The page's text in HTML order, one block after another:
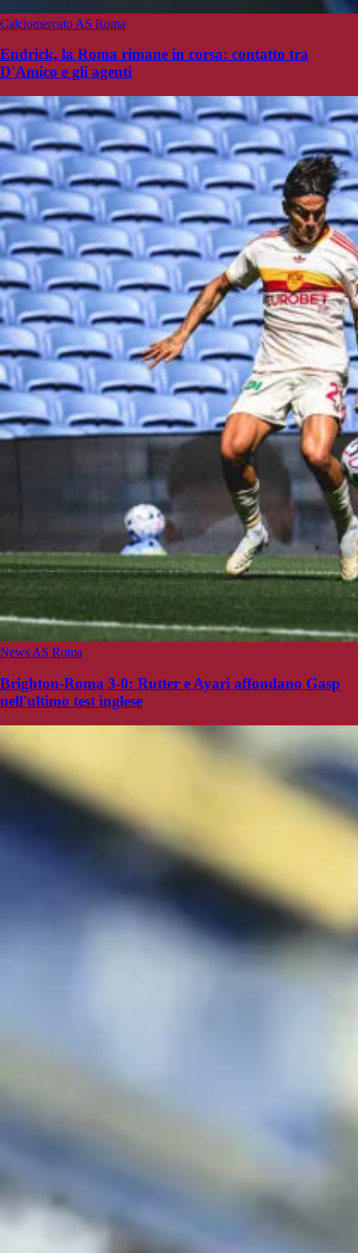
Calciomercato AS Roma
Endrick, la Roma rimane in corsa: contatto tra
D'Amico e gli agenti
News AS Roma
Brighton-Roma 3-0: Rutter e Ayari affondano Gasp
nell'ultimo test inglese